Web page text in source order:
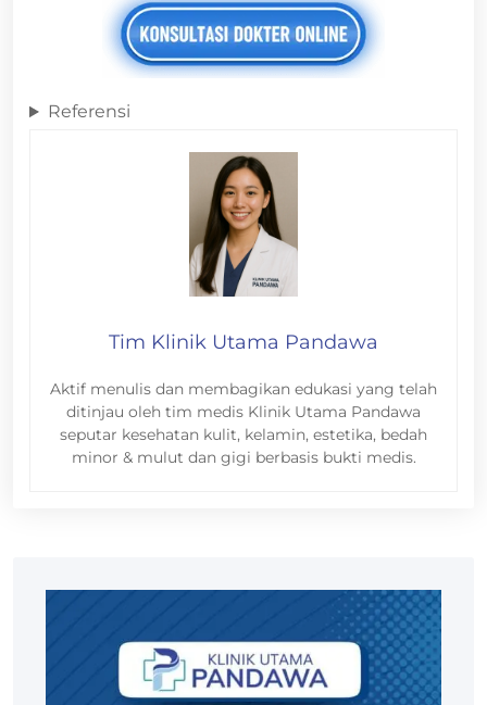
Referensi
Tim Klinik Utama Pandawa
Aktif menulis dan membagikan edukasi yang telah
ditinjau oleh tim medis Klinik Utama Pandawa
seputar kesehatan kulit, kelamin, estetika, bedah
minor & mulut dan gigi berbasis bukti medis.